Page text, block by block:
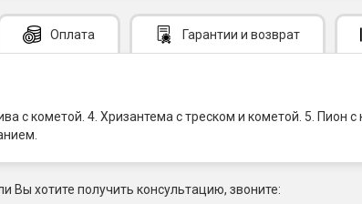
Оплата Гарантии и возврат
с кометой. 4. Хризантема с треском и кометой. 5. Пион
Вы хотите получить консультацию, звоните: